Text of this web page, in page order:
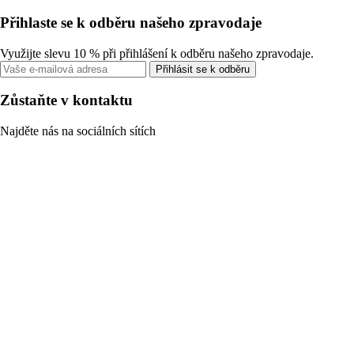
Přihlaste se k odběru našeho zpravodaje
Využijte slevu 10 % při přihlášení k odběru našeho zpravodaje.
Přihlásit se k odběru
Zůstaňte v kontaktu
Najděte nás na sociálních sítích